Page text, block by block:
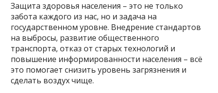
Защита здоровья населения – это не только
забота каждого из нас, но и задача на
государственном уровне. Внедрение стандартов
на выбросы, развитие общественного
транспорта, отказ от старых технологий и
повышение информированности населения – всё
это помогает снизить уровень загрязнения и
сделать воздух чище.